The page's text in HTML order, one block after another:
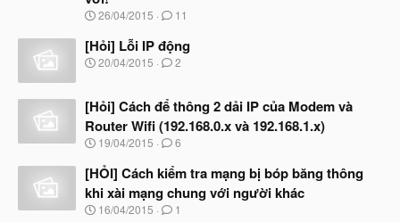
đ
u
N
à
y
b
t
đ
ầ
u
26/04/2015 11
[Hỏi] Lỗi IP động
N
y
ắ
t
ầ
u
20/04/2015 2
[Hỏi] Cách để thông 2 dải IP của Modem và
Router Wifi (192.168.0.x và 192.168.1.x)
N
à
b
ắ
19/04/2015 6
[HỎI] Cách kiểm tra mạng bị bóp băng thông
khi xài mạng chung với người khác
N
16/04/2015 1